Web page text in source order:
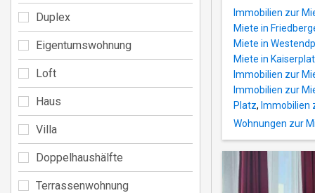
Immobilien zur
Miete in
Miete in
Miete in
Immobilien zur
Immobilien zur
Platz, Immobilien
Wohnungen zur
Duplex
Eigentumswohnung
Loft
Haus
Villa
Doppelhaushälfte
Terrassenwohnung